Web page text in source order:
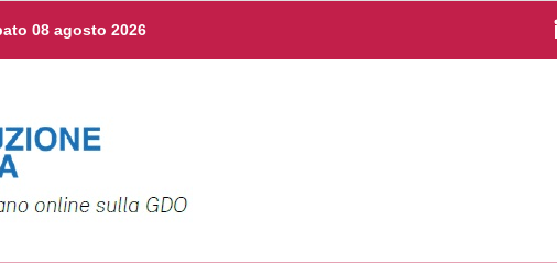
08 agosto 2026